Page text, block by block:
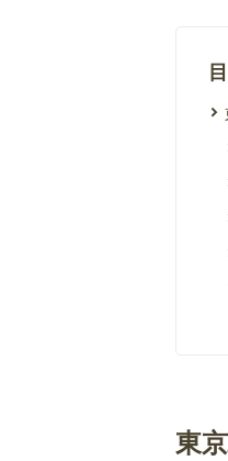
東